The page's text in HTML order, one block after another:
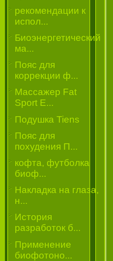
рекомендации к
испол...
Биоэнергетический
ма...
Пояс для
коррекции ф...
Массажер Fat
Sport E...
Подушка Tiens
Пояс для
похудения П...
кофта, футболка
биоф...
Накладка на глаза,
н...
История
разработок б...
Применение
биофотоно...